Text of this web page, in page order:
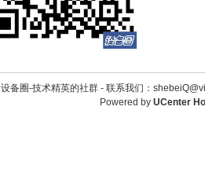
设备圈-技术精英的社群 - 联系我们：
Powered by UCenter